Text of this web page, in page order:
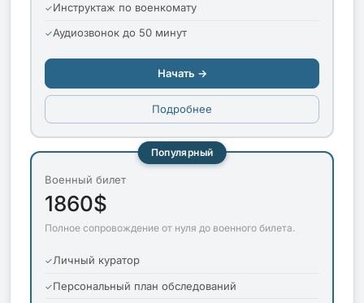
Инструктаж по военкомату
Аудиозвонок до 50 минут
Начать →
Подробнее
Популярный
Военный билет
1860$
Полное сопровождение от нуля до военного билета.
Личный куратор
Персональный план обследований